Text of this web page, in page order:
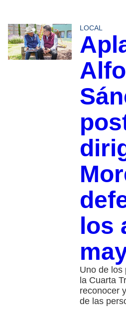
LOCAL
los
Uno de los
la Cuarta
reconocer
de las